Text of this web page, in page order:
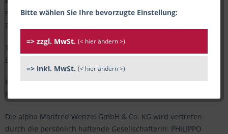
54311 Trierweiler
Deutschland
Tel.: 0651 / 840 500
E-Mail: info@alpha-buerobedarf.de
Registergericht: Amtsgericht Wittlich
Registernummer: HRA 4688
Die alpha Manfred Wenzel GmbH & Co. KG wird vertreten
durch die persönlich haftende Gesellschafterin: PHILIPPO
Bitte wählen Sie Ihre bevorzugte Einstellung:
=> zzgl. MwSt. (< hier ändern >)
=> inkl. MwSt. (< hier ändern >)